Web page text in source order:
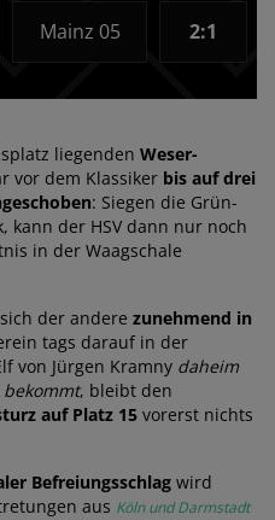
Mainz 05 2:1
liegenden Weser-
vor dem Klassiker bis auf drei
: Siegen die Grün-
kann der HSV dann nur noch
in der Waagschale
der andere zunehmend in
tags darauf in der
von Jürgen Kramny daheim
, bleibt den
auf Platz 15 vorerst nichts
Befreiungsschlag wird
aus Köln und Darmstadt